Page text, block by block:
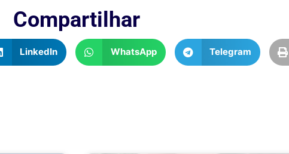
Compartilhar
LinkedIn WhatsApp Telegram